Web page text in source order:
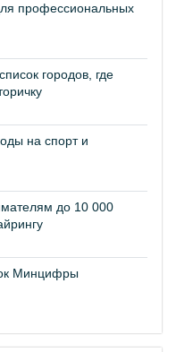
профессиональных
городов, где
на спорт и
до 10 000
Минцифры